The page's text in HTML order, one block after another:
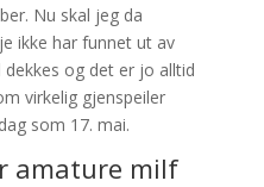
Nu skal jeg da
ikke har funnet ut av
og det er jo alltid
virkelig gjenspeiler
som 17. mai.
amature milf